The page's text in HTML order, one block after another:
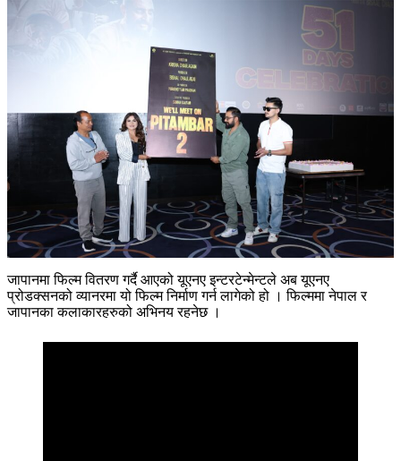
जापानमा फिल्म वितरण गर्दै आएको यूएनए इन्टरटेन्मेन्टले अब यूएनए
प्रोडक्सनको व्यानरमा यो फिल्म निर्माण गर्न लागेको हो । फिल्ममा नेपाल र
जापानका कलाकारहरुको अभिनय रहनेछ ।